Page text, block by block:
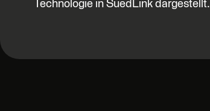
Technologie in SuedLink dargestellt.